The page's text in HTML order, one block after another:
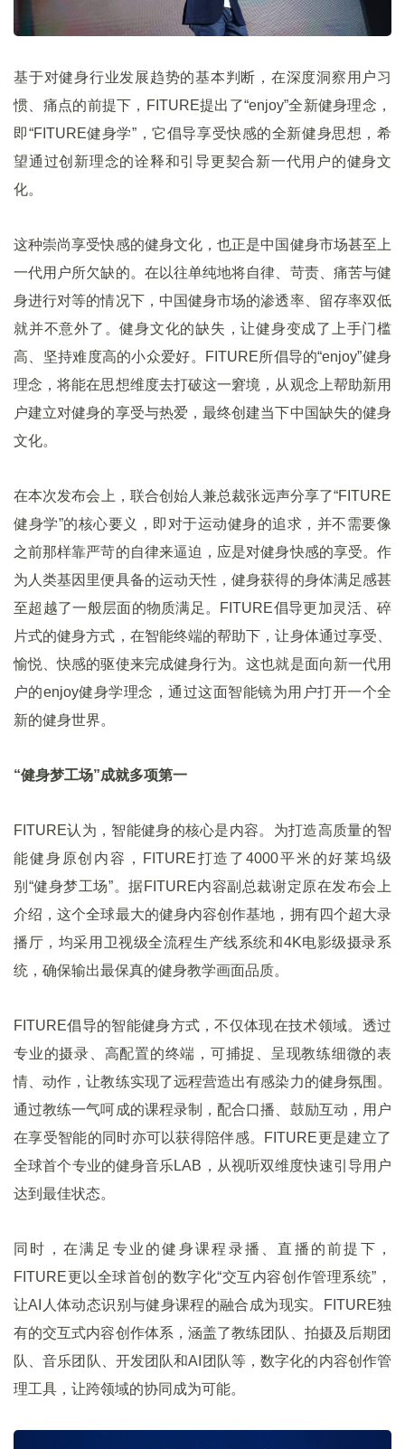
基于对健身行业发展趋势的基本判断，在深度洞察用户习
惯、痛点的前提下，FITURE提出了“enjoy”全新健身理念，
即“FITURE健身学”，它倡导享受快感的全新健身思想，希
望通过创新理念的诠释和引导更契合新一代用户的健身文
化。
这种崇尚享受快感的健身文化，也正是中国健身市场甚至上
一代用户所欠缺的。在以往单纯地将自律、苛责、痛苦与健
身进行对等的情况下，中国健身市场的渗透率、留存率双低
就并不意外了。健身文化的缺失，让健身变成了上手门槛
高、坚持难度高的小众爱好。FITURE所倡导的“enjoy”健身
理念，将能在思想维度去打破这一窘境，从观念上帮助新用
户建立对健身的享受与热爱，最终创建当下中国缺失的健身
文化。
在本次发布会上，联合创始人兼总裁张远声分享了“FITURE
健身学”的核心要义，即对于运动健身的追求，并不需要像
之前那样靠严苛的自律来逼迫，应是对健身快感的享受。作
为人类基因里便具备的运动天性，健身获得的身体满足感甚
至超越了一般层面的物质满足。FITURE倡导更加灵活、碎
片式的健身方式，在智能终端的帮助下，让身体通过享受、
愉悦、快感的驱使来完成健身行为。这也就是面向新一代用
户的enjoy健身学理念，通过这面智能镜为用户打开一个全
新的健身世界。
“健身梦工场”成就多项第一
FITURE认为，智能健身的核心是内容。为打造高质量的智
能健身原创内容，FITURE打造了4000平米的好莱坞级
别“健身梦工场”。据FITURE内容副总裁谢定原在发布会上
介绍，这个全球最大的健身内容创作基地，拥有四个超大录
播厅，均采用卫视级全流程生产线系统和4K电影级摄录系
统，确保输出最保真的健身教学画面品质。
FITURE倡导的智能健身方式，不仅体现在技术领域。透过
专业的摄录、高配置的终端，可捕捉、呈现教练细微的表
情、动作，让教练实现了远程营造出有感染力的健身氛围。
通过教练一气呵成的课程录制，配合口播、鼓励互动，用户
在享受智能的同时亦可以获得陪伴感。FITURE更是建立了
全球首个专业的健身音乐LAB，从视听双维度快速引导用户
达到最佳状态。
同时，在满足专业的健身课程录播、直播的前提下，
FITURE更以全球首创的数字化“交互内容创作管理系统”，
让AI人体动态识别与健身课程的融合成为现实。FITURE独
有的交互式内容创作体系，涵盖了教练团队、拍摄及后期团
队、音乐团队、开发团队和AI团队等，数字化的内容创作管
理工具，让跨领域的协同成为可能。